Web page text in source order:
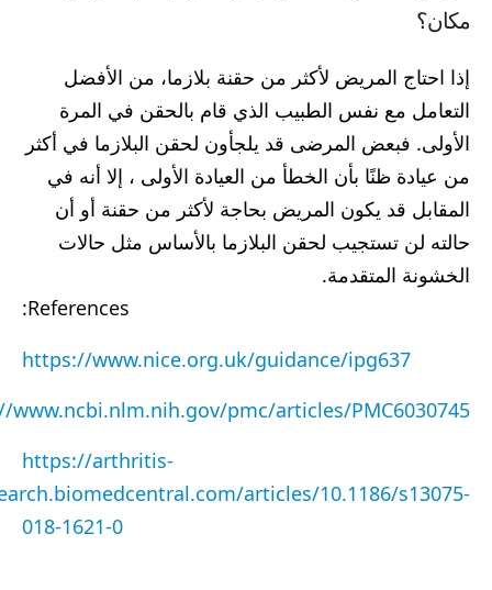
مكان؟
إذا احتاج المريض لأكثر من حقنة بلازما، من الأفضل
التعامل مع نفس الطبيب الذي قام بالحقن في المرة
الأولى. فبعض المرضى قد يلجأون لحقن البلازما في أكثر
من عيادة ظنًا بأن الخطأ من العيادة الأولى ، إلا أنه في
المقابل قد يكون المريض بحاجة لأكثر من حقنة أو أن
حالته لن تستجيب لحقن البلازما بالأساس مثل حالات
الخشونة المتقدمة.
References:
https://www.nice.org.uk/guidance/ipg637
www.ncbi.nlm.nih.gov/pmc/articles/PMC6030745/
https://arthritis-
articles/10.1186/s13075-
018-1621-0